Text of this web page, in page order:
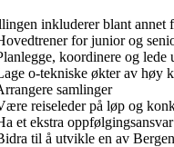
inkluderer blant annet
for junior og
koordinere og lede
o-tekniske økter av høy
samlinger
reiseleder på løp og
et ekstra
til å utvikle en av